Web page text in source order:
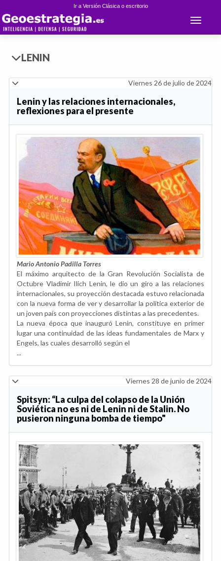
Ir a Versión Clásica o escritorio
Toggle
LENIN
Viernes 26 de julio de 2024
Lenin y las relaciones internacionales,
reflexiones para el presente
Mario Antonio Padilla Torres
El máximo arquitecto de la Gran Revolución Socialista de
Octubre Vladimir Ilich Lenin, le dio un giro a las relaciones
internacionales, su proyección destacada estuvo relacionada
con la nueva forma de ver y desarrollar la política exterior de
un joven país con proyecciones distintas a las precedentes.
La nueva época que inauguró Lenin, constituye en primer
lugar una continuidad de las ideas fundamentales de Marx y
Engels, las cuales desarrolló según el
...
Viernes 28 de junio de 2024
Spitsyn: “La culpa del colapso de la Unión
Soviética no es ni de Lenin ni de Stalin. No
pusieron ninguna bomba de tiempo"